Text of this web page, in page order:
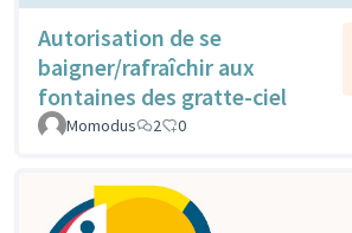
Autorisation de se
baigner/rafraîchir aux
fontaines des gratte-ciel
Momodus 2 0